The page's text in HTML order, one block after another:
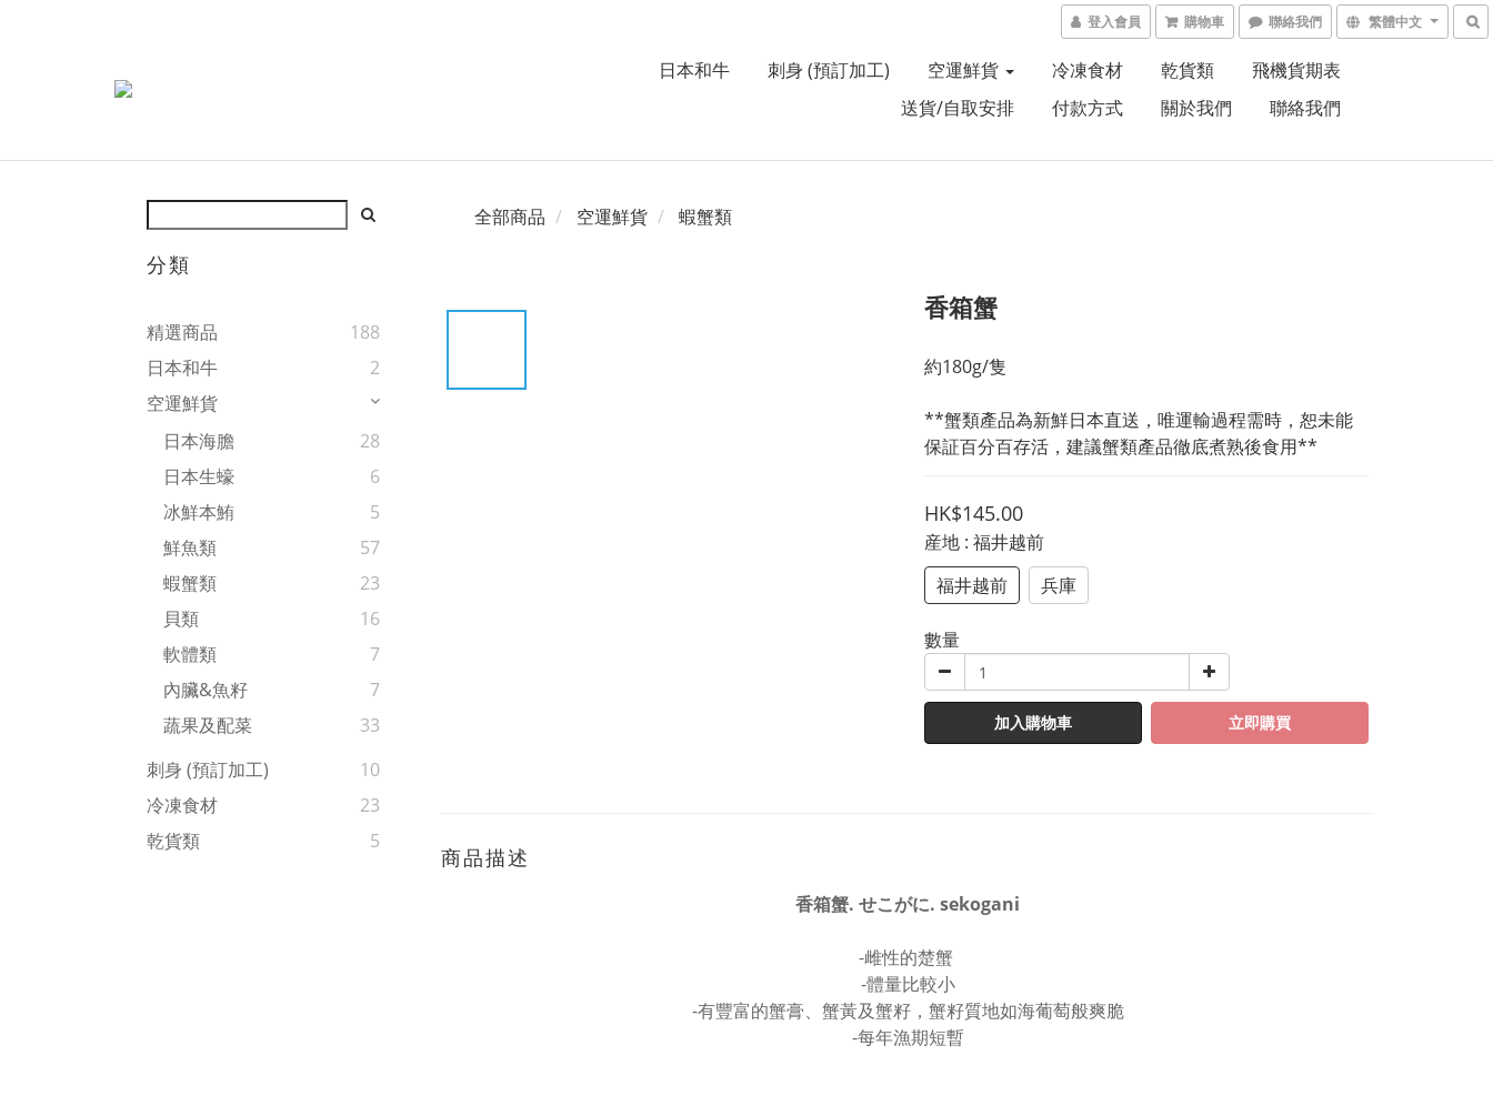
登入會員 購物車 聯絡我們 繁體中文
日本和牛 刺身 (預訂加工) 空運鮮貨 冷凍食材 乾貨類
飛機貨期表
送貨/自取安排
付款方式 關於我們 聯絡我們
分類
精選商品
188
日本和牛
2
空運鮮貨
日本海膽
28
日本生蠔
6
冰鮮本鮪
5
鮮魚類
57
蝦蟹類
23
貝類
16
軟體類
7
內臟&魚籽
7
蔬果及配菜
33
刺身 (預訂加工)
10
冷凍食材
23
乾貨類
5
全部商品 空運鮮貨 蝦蟹類
香箱蟹
約180g/隻
**蟹類產品為新鮮日本直送，唯運輸過程需時，恕未能
保証百分百存活，建議蟹類產品徹底煮熟後食用**
HK$145.00
産地 : 福井越前
福井越前
兵庫
數量
加入購物車 立即購買
商品描述
香箱蟹. せこがに. sekogani
-雌性的楚蟹
-體量比較小
-有豐富的蟹膏、蟹黃及蟹籽，蟹籽質地如海葡萄般爽脆
-每年漁期短暫